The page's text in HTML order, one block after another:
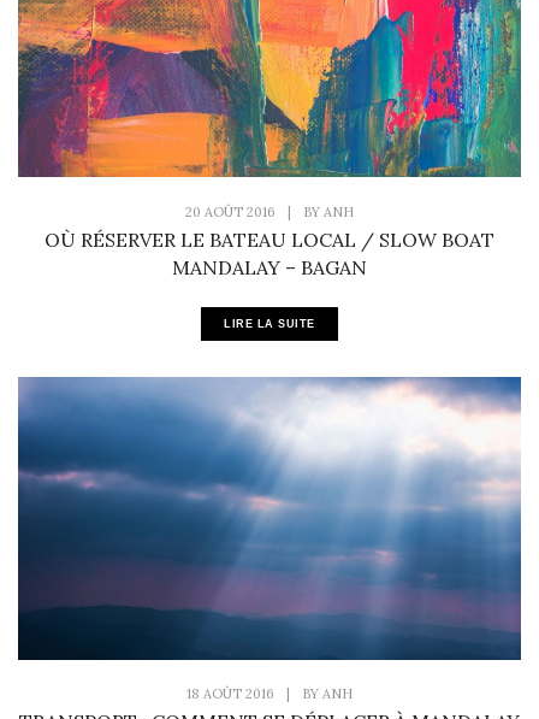
20 AOÛT 2016 | BY ANH
OÙ RÉSERVER LE BATEAU LOCAL / SLOW BOAT
MANDALAY – BAGAN
LIRE LA SUITE
18 AOÛT 2016 BY ANH